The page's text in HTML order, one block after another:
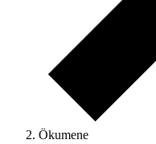
Ökumene